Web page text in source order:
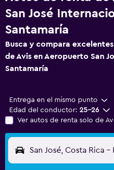
San José
Santamaría
Busca y compara
de Avis en Aeropuerto San
Santamaría
Entrega en el mismo punto
Edad del conductor: 25-26
Ver autos de renta solo de